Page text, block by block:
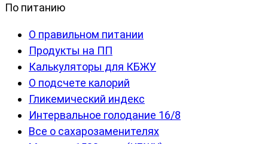
По питанию
О правильном питании
Продукты на ПП
Калькуляторы для КБЖУ
О подсчете калорий
Гликемический индекс
Интервальное голодание 16/8
Все о сахарозаменителях